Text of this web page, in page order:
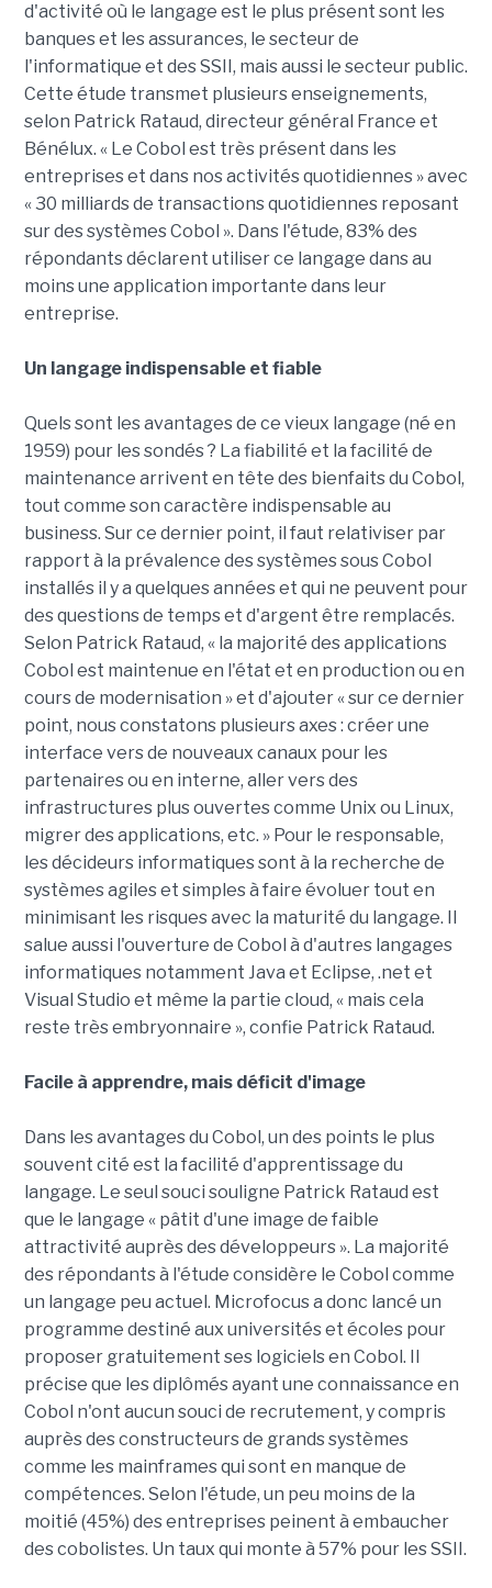
d'activité où le langage est le plus présent sont les
banques et les assurances, le secteur de
l'informatique et des SSII, mais aussi le secteur public.
Cette étude transmet plusieurs enseignements,
selon Patrick Rataud, directeur général France et
Bénélux. « Le Cobol est très présent dans les
entreprises et dans nos activités quotidiennes » avec
« 30 milliards de transactions quotidiennes reposant
sur des systèmes Cobol ». Dans l'étude, 83% des
répondants déclarent utiliser ce langage dans au
moins une application importante dans leur
entreprise.
Un langage indispensable et fiable
Quels sont les avantages de ce vieux langage (né en
1959) pour les sondés ? La fiabilité et la facilité de
maintenance arrivent en tête des bienfaits du Cobol,
tout comme son caractère indispensable au
business. Sur ce dernier point, il faut relativiser par
rapport à la prévalence des systèmes sous Cobol
installés il y a quelques années et qui ne peuvent pour
des questions de temps et d'argent être remplacés.
Selon Patrick Rataud, « la majorité des applications
Cobol est maintenue en l'état et en production ou en
cours de modernisation » et d'ajouter « sur ce dernier
point, nous constatons plusieurs axes : créer une
interface vers de nouveaux canaux pour les
partenaires ou en interne, aller vers des
infrastructures plus ouvertes comme Unix ou Linux,
migrer des applications, etc. » Pour le responsable,
les décideurs informatiques sont à la recherche de
systèmes agiles et simples à faire évoluer tout en
minimisant les risques avec la maturité du langage. Il
salue aussi l'ouverture de Cobol à d'autres langages
informatiques notamment Java et Eclipse, .net et
Visual Studio et même la partie cloud, « mais cela
reste très embryonnaire », confie Patrick Rataud.
Facile à apprendre, mais déficit d'image
Dans les avantages du Cobol, un des points le plus
souvent cité est la facilité d'apprentissage du
langage. Le seul souci souligne Patrick Rataud est
que le langage « pâtit d'une image de faible
attractivité auprès des développeurs ». La majorité
des répondants à l'étude considère le Cobol comme
un langage peu actuel. Microfocus a donc lancé un
programme destiné aux universités et écoles pour
proposer gratuitement ses logiciels en Cobol. Il
précise que les diplômés ayant une connaissance en
Cobol n'ont aucun souci de recrutement, y compris
auprès des constructeurs de grands systèmes
comme les mainframes qui sont en manque de
compétences. Selon l'étude, un peu moins de la
moitié (45%) des entreprises peinent à embaucher
des cobolistes. Un taux qui monte à 57% pour les SSII.